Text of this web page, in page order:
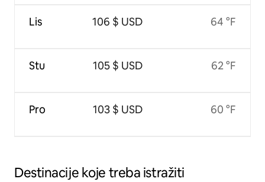
Lis
Stu
Pro
106 $ USD
105 $ USD
103 $ USD
64 °F
62 °F
60 °F
Destinacije koje treba istražiti